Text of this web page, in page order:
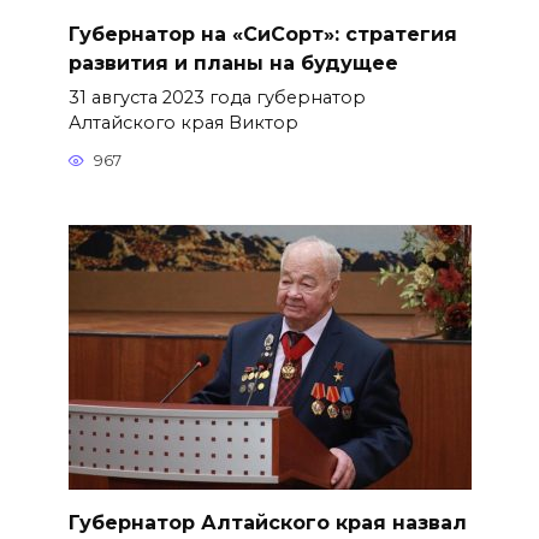
Губернатор на «СиСорт»: стратегия
развития и планы на будущее
31 августа 2023 года губернатор
Алтайского края Виктор
967
Губернатор Алтайского края назвал